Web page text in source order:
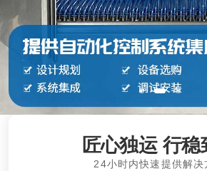
匠心独运 行稳
24小时内快速提供解决